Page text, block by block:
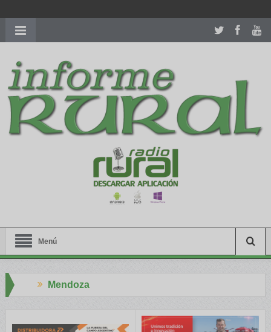
richardmillereplica
women.patekphilippe.tofor sale in usa recognized command with
dining room table ceremony. welcome to our
perfectwatches.is
shop. best youngsexdoll.comwith professional customer
services. 1: 1 design high
https://reallydiamond.com/
Menú